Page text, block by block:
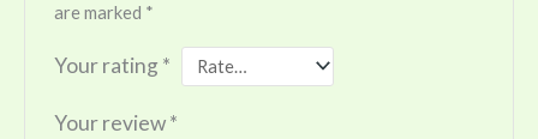
are marked *
Your rating *
Your review*